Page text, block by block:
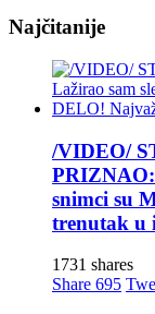
Najčitanije
/VIDEO/
PRIZNAO:
snimci su
trenutak u
1731 shares
Share 695